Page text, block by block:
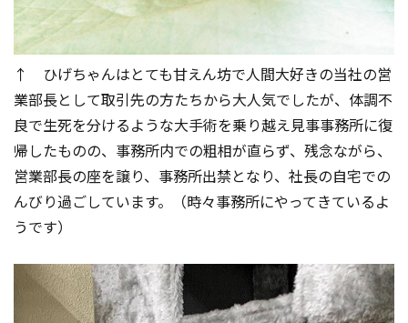
↑ ひげちゃんはとても甘えん坊で人間大好きの当社の営
業部長として取引先の方たちから大人気でしたが、体調不
良で生死を分けるような大手術を乗り越え見事事務所に復
帰したものの、事務所内での粗相が直らず、残念ながら、
営業部長の座を譲り、事務所出禁となり、社長の自宅での
んびり過ごしています。（時々事務所にやってきているよ
うです）